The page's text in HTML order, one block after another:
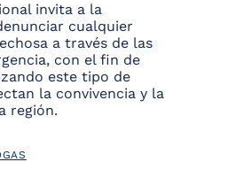
invita a la
cualquier
a través de las
con el fin de
este tipo de
la convivencia y la
región.